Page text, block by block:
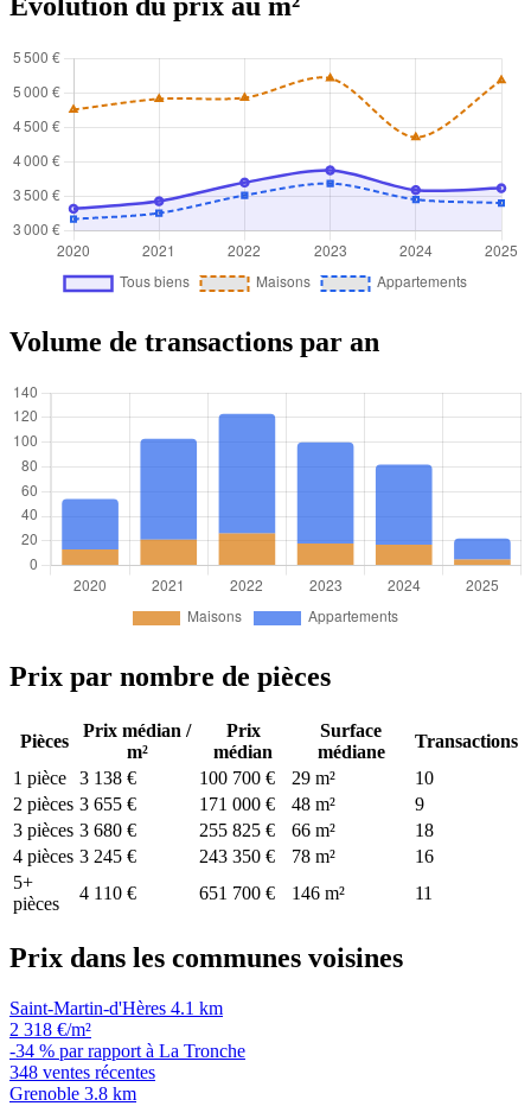
Volume de transactions par an
Prix par nombre de pièces
Pièces
Prix médian /
m²
Prix
médian
Surface
médiane
Transactions
1 pièce
3 138 € 100 700 € 29 m²
10
2 pièces 3 655 € 171 000 € 48 m²
9
3 pièces 3 680 € 255 825 € 66 m²
18
4 pièces 3 245 € 243 350 € 78 m²
16
5+
pièces
4 110 € 651 700 € 146 m² 11
Prix dans les communes voisines
Saint-Martin-d'Hères 4.1 km
2 318 €/m²
-34 % par rapport à La Tronche
348 ventes récentes
Grenoble 3.8 km